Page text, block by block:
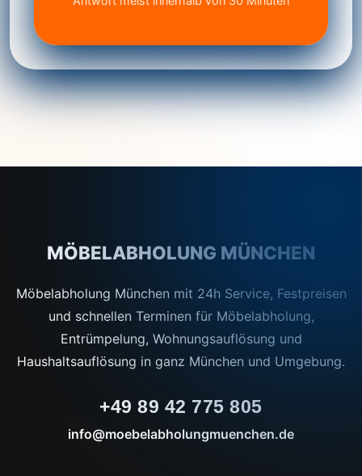
MÖBELABHOLUNG MÜNCHEN
Möbelabholung München mit 24h Service, Festpreisen
und schnellen Terminen für Möbelabholung,
Entrümpelung, Wohnungsauflösung und
Haushaltsauflösung in ganz München und Umgebung.
+49 89 42 775 805
info@moebelabholungmuenchen.de